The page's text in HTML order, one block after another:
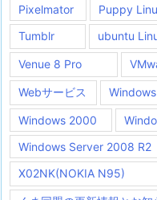
Pixelmator
Puppy
Tumblr
ubuntu
Venue 8 Pro
Webサービス
Windows 2000
Windows Server 2008 R2
X02NK(NOKIA N95)